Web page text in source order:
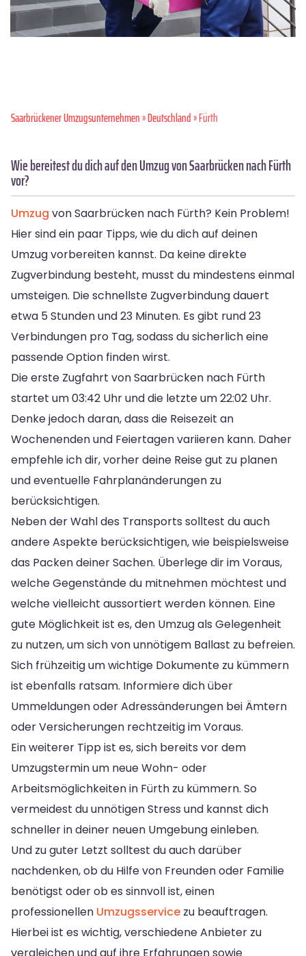
Saarbrückener Umzugsunternehmen»Deutschland» Fürth
Wie bereitest du dich auf den Umzug von Saarbrücken nach Fürth
vor?
Umzug von Saarbrücken nach Fürth? Kein Problem!
Hier sind ein paar Tipps, wie du dich auf deinen
Umzug vorbereiten kannst. Da keine direkte
Zugverbindung besteht, musst du mindestens einmal
umsteigen. Die schnellste Zugverbindung dauert
etwa 5 Stunden und 23 Minuten. Es gibt rund 23
Verbindungen pro Tag, sodass du sicherlich eine
passende Option finden wirst.
Die erste Zugfahrt von Saarbrücken nach Fürth
startet um 03:42 Uhr und die letzte um 22:02 Uhr.
Denke jedoch daran, dass die Reisezeit an
Wochenenden und Feiertagen variieren kann. Daher
empfehle ich dir, vorher deine Reise gut zu planen
und eventuelle Fahrplanänderungen zu
berücksichtigen.
Neben der Wahl des Transports solltest du auch
andere Aspekte berücksichtigen, wie beispielsweise
das Packen deiner Sachen. Überlege dir im Voraus,
welche Gegenstände du mitnehmen möchtest und
welche vielleicht aussortiert werden können. Eine
gute Möglichkeit ist es, den Umzug als Gelegenheit
zu nutzen, um sich von unnötigem Ballast zu befreien.
Sich frühzeitig um wichtige Dokumente zu kümmern
ist ebenfalls ratsam. Informiere dich über
Ummeldungen oder Adressänderungen bei Ämtern
oder Versicherungen rechtzeitig im Voraus.
Ein weiterer Tipp ist es, sich bereits vor dem
Umzugstermin um neue Wohn- oder
Arbeitsmöglichkeiten in Fürth zu kümmern. So
vermeidest du unnötigen Stress und kannst dich
schneller in deiner neuen Umgebung einleben.
Und zu guter Letzt solltest du auch darüber
nachdenken, ob du Hilfe von Freunden oder Familie
benötigst oder ob es sinnvoll ist, einen
professionellen Umzugsservice zu beauftragen.
Hierbei ist es wichtig, verschiedene Anbieter zu
vergleichen und auf ihre Erfahrungen sowie